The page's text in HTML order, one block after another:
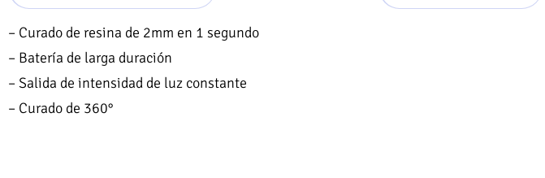
– Curado de resina de 2mm en 1 segundo
– Batería de larga duración
– Salida de intensidad de luz constante
– Curado de 360°